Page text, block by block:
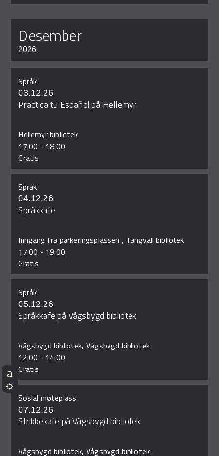
desember
2026
Språk
03.12.26
Practica tu Español på Hellemyr
Hellemyr bibliotek
17:00 - 18:00
Gratis
Språk
04.12.26
Språkkafe
Inngang fra parkeringsplassen , Tangvall bibliotek
17:00 - 19:00
Gratis
Språk
05.12.26
Språkkafe på Vågsbygd bibliotek
Vågsbygd bibliotek, Vågsbygd bibliotek
12:00 - 14:00
Gratis
Sosial møteplass
07.12.26
Strikkekafe på Vågsbygd bibliotek
Vågsbygd bibliotek, Vågsbygd bibliotek